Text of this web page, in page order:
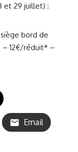
et 29 juillet) :
bord de
– 12€/réduit* –
Email